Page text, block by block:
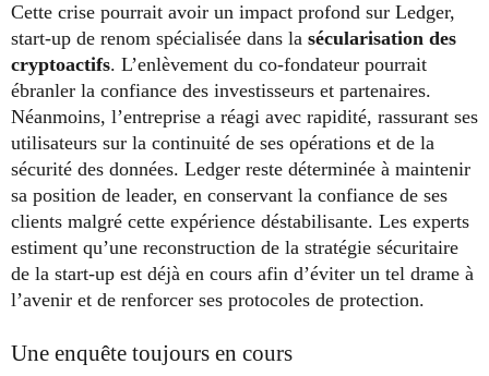
Cette crise pourrait avoir un impact profond sur Ledger,
start-up de renom spécialisée dans la sécularisation des
cryptoactifs. L’enlèvement du co-fondateur pourrait
ébranler la confiance des investisseurs et partenaires.
Néanmoins, l’entreprise a réagi avec rapidité, rassurant ses
utilisateurs sur la continuité de ses opérations et de la
sécurité des données. Ledger reste déterminée à maintenir
sa position de leader, en conservant la confiance de ses
clients malgré cette expérience déstabilisante. Les experts
estiment qu’une reconstruction de la stratégie sécuritaire
de la start-up est déjà en cours afin d’éviter un tel drame à
l’avenir et de renforcer ses protocoles de protection.
Une enquête toujours en cours